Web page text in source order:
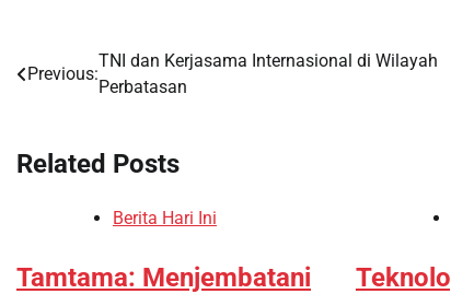
Post
Previous:
TNI dan Kerjasama Internasional di Wilayah
Perbatasan
Related Posts
Berita Hari Ini
Tamtama: Menjembatani